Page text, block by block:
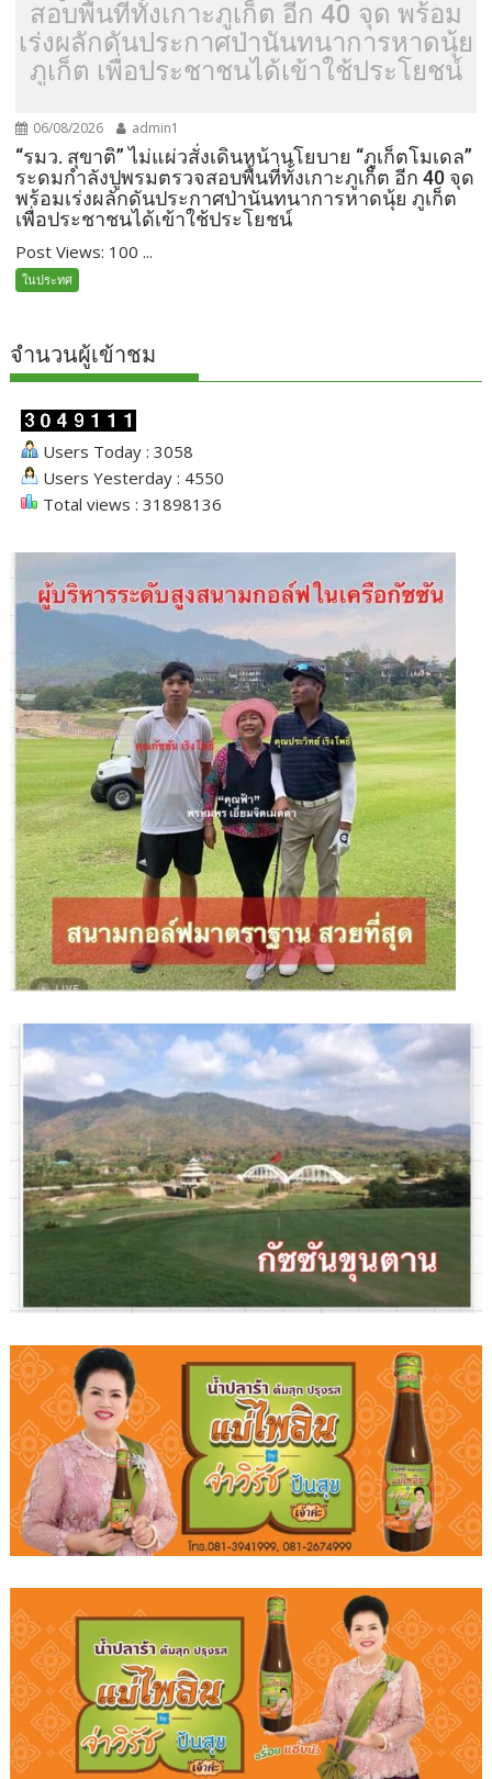
สอบพื้นที่ทั้งเกาะภูเก็ต อีก 40 จุด พร้อม
เร่งผลักดันประกาศป่านันทนาการหาดนุ้ย
ภูเก็ต เพื่อประชาชนได้เข้าใช้ประโยชน์
06/08/2026 admin1
“รมว. สุขาติ” ไม่แผ่วสั่งเดินหน้านโยบาย “ภูเก็ตโมเดล”
ระดมกำลังปูพรมตรวจสอบพื้นที่ทั้งเกาะภูเก็ต อีก 40 จุด
พร้อมเร่งผลักดันประกาศป่านันทนาการหาดนุ้ย ภูเก็ต
เพื่อประชาชนได้เข้าใช้ประโยชน์
Post Views: 100 ...
ในประทศ
จำนวนผู้เข้าชม
Users Today : 3058
Users Yesterday : 4550
Total views : 31898136